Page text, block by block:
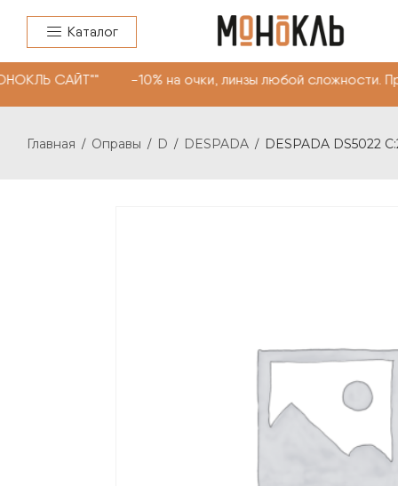
Каталог
САЙТ"" -10% на очки, линзы любой
Главная / Оправы / D / DESPADA / DESPADA DS5022